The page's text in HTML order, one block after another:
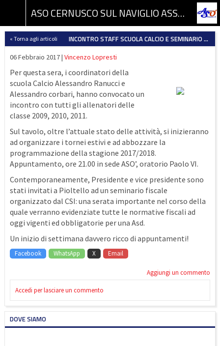
ASO CERNUSCO SUL NAVIGLIO ASSOCIAZIONE SPORTIVA DILETTANTISTICA
« Torna agli articoli INCONTRO STAFF SCUOLA CALCIO E SEMINARIO FISCALE
06 Febbraio 2017 | Vincenzo Lopresti
Per questa sera, i coordinatori della
scuola Calcio Alessandro Ranucci e
Alessandro corbari, hanno convocato un
incontro con tutti gli allenatori delle
classe 2009, 2010, 2011.
Sul tavolo, oltre l’attuale stato delle attività, si inizieranno
ad organizzare i tornei estivi e ad abbozzare la
programmazione della stagione 2017/2018.
Appuntamento, ore 21.00 in sede ASO’, oratorio Paolo VI.
Contemporaneamente, Presidente e vice presidente sono
stati invitati a Pioltello ad un seminario fiscale
organizzato dal CSI: una serata importante nel corso della
quale verranno evidenziate tutte le normative fiscali ad
oggi vigenti ed obbligatorie per una Asd.
Un inizio di settimana davvero ricco di appuntamenti!
Facebook WhatsApp X Email
Aggiungi un commento
Accedi per lasciare un commento
DOVE SIAMO